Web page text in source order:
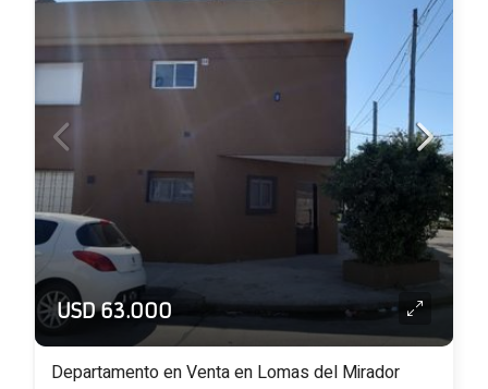
USD 63.000
Departamento en Venta en Lomas del Mirador